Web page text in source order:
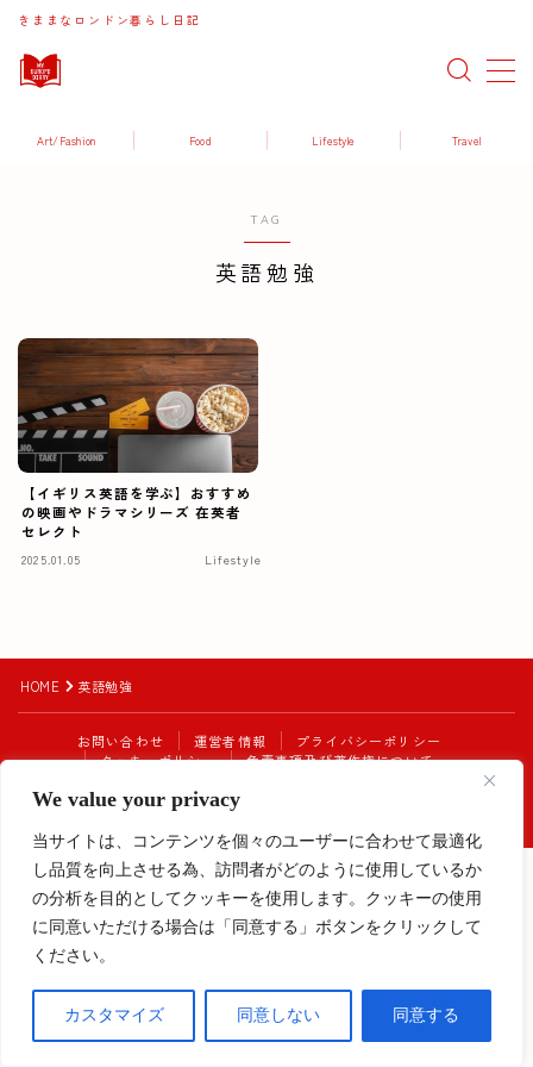
We value your privacy
当サイトは、コンテンツを個々のユーザーに合わせて最適化
し品質を向上させる為、訪問者がどのように使用しているか
の分析を目的としてクッキーを使用します。クッキーの使用
に同意いただける場合は「同意する」ボタンをクリックして
ください。
カスタマイズ 同意しない 同意する
きままなロンドン暮らし日記
MENU
Travel
Follow Me
Art/Fashion Food Lifestyle Travel
TAG
英語勉強
【イギリス英語を学ぶ】おすすめ
の映画やドラマシリーズ 在英者
セレクト
2025.01.05 Lifestyle
HOME 英語勉強
お問い合わせ 運営者情報
プライバシーポリシー
クッキーポリシー
免責事項及び著作権について